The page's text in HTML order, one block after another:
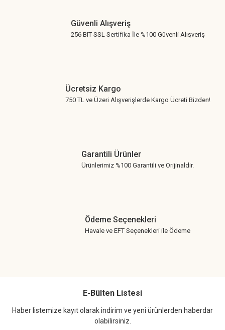
Güvenli Alışveriş
256 BIT SSL Sertifika İle %100 Güvenli Alışveriş
Ücretsiz Kargo
750 TL ve Üzeri Alışverişlerde Kargo Ücreti Bizden!
Garantili Ürünler
Ürünlerimiz %100 Garantili ve Orijinaldir.
Ödeme Seçenekleri
Havale ve EFT Seçenekleri ile Ödeme
E-Bülten Listesi
Haber listemize kayıt olarak indirim ve yeni ürünlerden haberdar
olabilirsiniz.